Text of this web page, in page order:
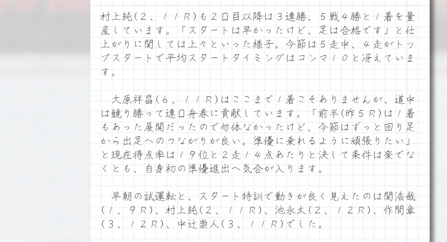
村上純(２、１１Ｒ)も２日目以降は３連勝、５戦４勝と１着を量
産しています。「スタートは早かったけど、足は合格です」と仕
上がりに関しては上々といった様子。今節は５走中、４走がトッ
プスタートで平均スタートタイミングはコンマ１０と冴えていま
す。
大原祥昌(６、１１Ｒ)はここまで１着こそありませんが、道中
は競り勝って連日舟券に貢献しています。「前半(昨５Ｒ)は１着
もあった展開だったので勿体なかったけど、今節はずっと回り足
から出足へのつながりが良い。準優に乗れるように頑張りたい」
と現在得点率は１９位と２走１４点あたりと決して条件は楽でな
くとも、自身初の準優進出へ気合が入ります。
早朝の試運転と、スタート特訓で動きが良く見えたのは関浩哉
(１、９Ｒ)、村上純(２、１１Ｒ)、池永太(２、１２Ｒ)、作間章
(３、１２Ｒ)、中辻崇人(３、１１Ｒ)でした。